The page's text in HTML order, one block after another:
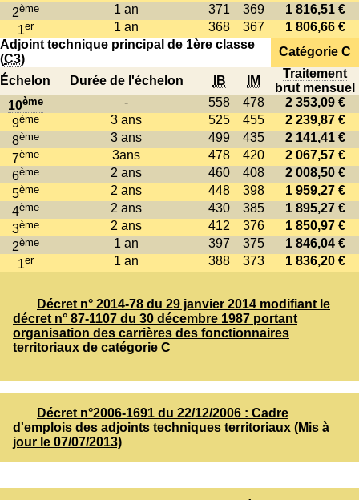
2ème 1 an 371 369
1 816,51 €
1er 1 an 368 367
1 806,66 €
Adjoint technique principal de 1ère classe
(C3)
Catégorie C
Échelon Durée de l'échelon IB IM
Traitement
brut mensuel
10ème - 558 478
2 353,09 €
9ème 3 ans 525 455
2 239,87 €
8ème 3 ans 499 435
2 141,41 €
7ème 3ans 478 420
2 067,57 €
6ème 2 ans 460 408
2 008,50 €
5ème 2 ans 448 398
1 959,27 €
4ème 2 ans 430 385
1 895,27 €
3ème 2 ans 412 376
1 850,97 €
2ème 1 an 397 375
1 846,04 €
1er 1 an 388 373 1 836,20 €
Décret n° 2014-78 du 29 janvier 2014 modifiant le
décret n° 87-1107 du 30 décembre 1987 portant
organisation des carrières des fonctionnaires
territoriaux de catégorie C
Décret n°2006-1691 du 22/12/2006 : Cadre
d'emplois des adjoints techniques territoriaux (Mis à
jour le 07/07/2013)